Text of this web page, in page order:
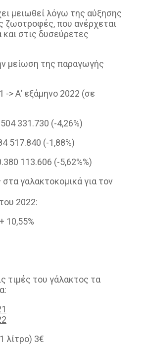
μειωθεί λόγω της αύξησης
ζωοτροφές, που ανέρχεται
και στις δυσεύρετες
μείωση της παραγωγής
-> Α’ εξάμηνο 2022 (σε
331.730 (-4,26%)
517.840 (-1,88%)
113.606 (-5,62%%)
στα γαλακτοκομικά για τον
2022:
10,55%
τιμές του γάλακτος τα
(1 λίτρο) 3€